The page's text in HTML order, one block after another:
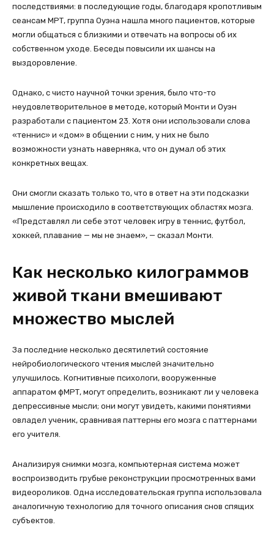
последствиями: в последующие годы, благодаря кропотливым
сеансам МРТ, группа Оуэна нашла много пациентов, которые
могли общаться с близкими и отвечать на вопросы об их
собственном уходе. Беседы повысили их шансы на
выздоровление.
Однако, с чисто научной точки зрения, было что-то
неудовлетворительное в методе, который Монти и Оуэн
разработали с пациентом 23. Хотя они использовали слова
«теннис» и «дом» в общении с ним, у них не было
возможности узнать наверняка, что он думал об этих
конкретных вещах.
Они смогли сказать только то, что в ответ на эти подсказки
мышление происходило в соответствующих областях мозга.
«Представлял ли себе этот человек игру в теннис, футбол,
хоккей, плавание — мы не знаем», — сказал Монти.
Как несколько килограммов
живой ткани вмешивают
множество мыслей
За последние несколько десятилетий состояние
нейробиологического чтения мыслей значительно
улучшилось. Когнитивные психологи, вооруженные
аппаратом фМРТ, могут определить, возникают ли у человека
депрессивные мысли; они могут увидеть, какими понятиями
овладел ученик, сравнивая паттерны его мозга с паттернами
его учителя.
Анализируя снимки мозга, компьютерная система может
воспроизводить грубые реконструкции просмотренных вами
видеороликов. Одна исследовательская группа использовала
аналогичную технологию для точного описания снов спящих
субъектов.